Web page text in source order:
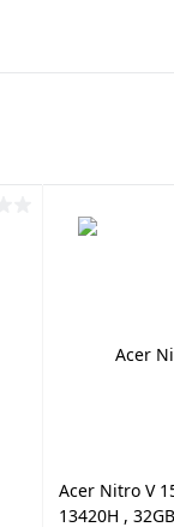
Acer Nitro V
13420H ,